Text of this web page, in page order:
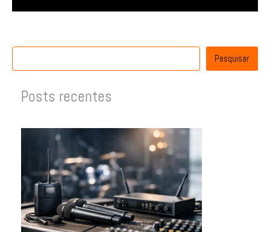
Pesquisar
Posts recentes